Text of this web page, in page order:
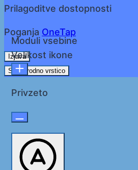
Prilagoditve dostopnosti
Poganja OneTap
Izjava
Skrij orodno vrstico
Moduli vsebine
Velikost ikone
Privzeto